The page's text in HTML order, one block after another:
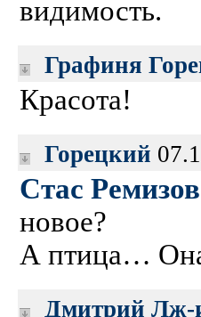
видимость.
Графиня
Красота!
Горецкий
Стас Ремизов
новое?
А птица…
Дмитрий Лж-